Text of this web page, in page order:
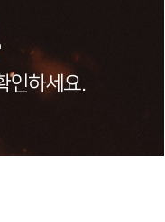
의 시선""
박동혁 목
인하세요.